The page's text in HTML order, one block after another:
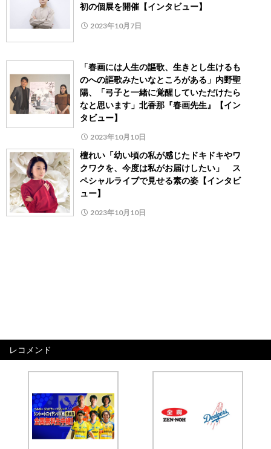
初の個展を開催【インタビュー】
2023年10月7日
「春画には人生の謳歌、生きとし生けるも
のへの謳歌みたいなところがある」内野聖
陽、「弓子と一緒に覚醒していただけたら
なと思います」北香那『春画先生』【イン
タビュー】
2023年10月10日
檀れい「幼い頃の私が感じたドキドキやワ
クワクを、今度は私がお届けしたい」 ス
ペシャルライブで見せる素の姿【インタビ
ュー】
2023年10月10日
レコメンド